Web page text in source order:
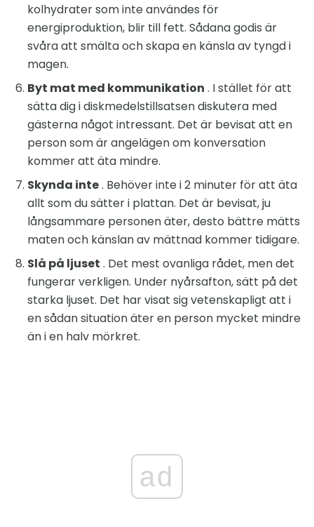
kolhydrater som inte användes för
energiproduktion, blir till fett. Sådana godis är
svåra att smälta och skapa en känsla av tyngd i
magen.
Byt mat med kommunikation . I stället för att
sätta dig i diskmedelstillsatsen diskutera med
gästerna något intressant. Det är bevisat att en
person som är angelägen om konversation
kommer att äta mindre.
Skynda inte. Behöver inte i 2 minuter för att äta
allt som du sätter i plattan. Det är bevisat, ju
långsammare personen äter, desto bättre mätts
maten och känslan av mättnad kommer tidigare.
Slå på ljuset . Det mest ovanliga rådet, men det
fungerar verkligen. Under nyårsafton, sätt på det
starka ljuset. Det har visat sig vetenskapligt att i
en sådan situation äter en person mycket mindre
än i en halv mörkret.
ad